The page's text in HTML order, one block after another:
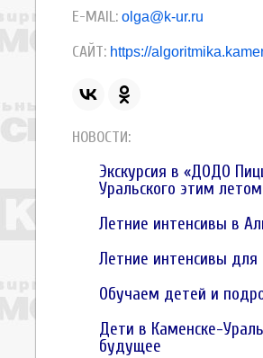
E-MAIL: olga@k-ur.ru
САЙТ: https://
НОВОСТИ:
Экскурсия в «ДОДО
Уральского этим летом
Летние интенсивы в
Летние интенсивы для
Обучаем детей и
Дети в Каменске-
будущее